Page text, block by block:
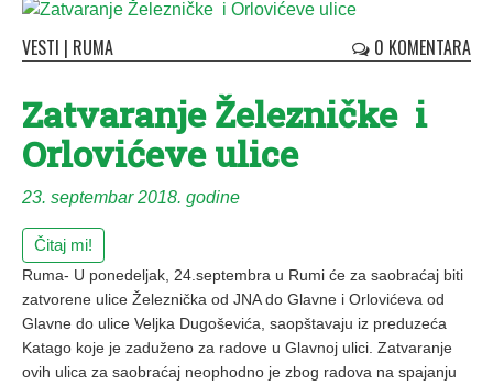
VESTI | RUMA 0 KOMENTARA
Zatvaranje Železničke i
Orlovićeve ulice
23. septembar 2018. godine
Čitaj mi!
Ruma- U ponedeljak, 24.septembra u Rumi će za saobraćaj biti
zatvorene ulice Železnička od JNA do Glavne i Orlovićeva od
Glavne do ulice Veljka Dugoševića, saopštavaju iz preduzeća
Katago koje je zaduženo za radove u Glavnoj ulici. Zatvaranje
ovih ulica za saobraćaj neophodno je zbog radova na spajanju